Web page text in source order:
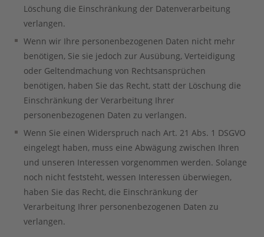
Löschung die Einschränkung der Datenverarbeitung
verlangen.
Wenn wir Ihre personenbezogenen Daten nicht mehr
benötigen, Sie sie jedoch zur Ausübung, Verteidigung
oder Geltendmachung von Rechtsansprüchen
benötigen, haben Sie das Recht, statt der Löschung die
Einschränkung der Verarbeitung Ihrer
personenbezogenen Daten zu verlangen.
Wenn Sie einen Widerspruch nach Art. 21 Abs. 1 DSGVO
eingelegt haben, muss eine Abwägung zwischen Ihren
und unseren Interessen vorgenommen werden. Solange
noch nicht feststeht, wessen Interessen überwiegen,
haben Sie das Recht, die Einschränkung der
Verarbeitung Ihrer personenbezogenen Daten zu
verlangen.